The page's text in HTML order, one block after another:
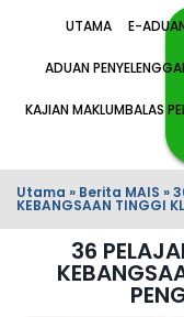
UTAMA E-
ADUAN
KAJIAN MAKLUMBALAS
Utama » Berita MAIS »
KEBANGSAAN TINGGI
36